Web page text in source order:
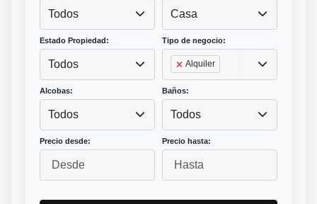
Todos Casa
Estado Propiedad:
Todos
Tipo de negocio:
Alquiler
Alcobas:
Todos
Baños:
Todos
Precio desde: Precio hasta: